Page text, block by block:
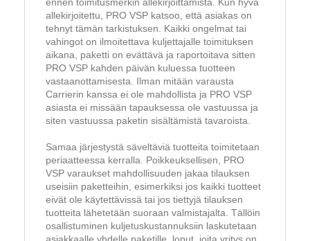
allekirjoitettu, PRO VSP katsoo, että asiakas on
tehnyt tämän tarkistuksen. Kaikki ongelmat tai
vahingot on ilmoitettava kuljettajalle toimituksen
aikana, paketti on evättävä ja raportoitava sitten
PRO VSP kahden päivän kuluessa tuotteen
vastaanottamisesta. Ilman mitään varausta
Carrierin kanssa ei ole mahdollista ja PRO VSP
asiasta ei missään tapauksessa ole vastuussa ja
siten vastuussa paketin sisältämistä tavaroista.
Samaa järjestystä säveltäviä tuotteita toimitetaan
periaatteessa kerralla. Poikkeuksellisen, PRO
VSP varaukset mahdollisuuden jakaa tilauksen
useisiin paketteihin, esimerkiksi jos kaikki tuotteet
eivät ole käytettävissä tai jos tiettyjä tilauksen
tuotteita lähetetään suoraan valmistajalta. Tällöin
osallistuminen kuljetuskustannuksiin laskutetaan